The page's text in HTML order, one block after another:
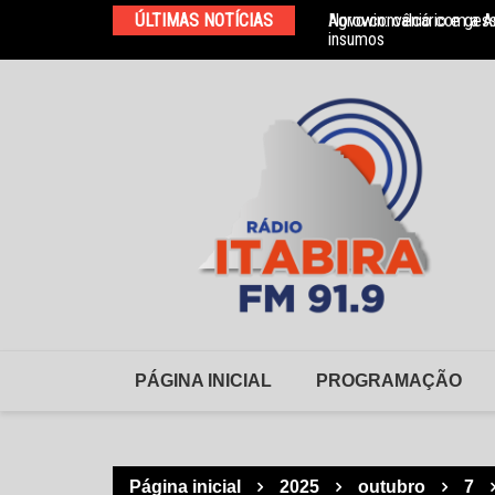
o
ÚLTIMAS NOTÍCIAS
Agrowin: calcário e
insumos
Novo convênio com a
PÁGINA INICIAL PROGRAMAÇÃO
Página inicial 2025 outubro 7